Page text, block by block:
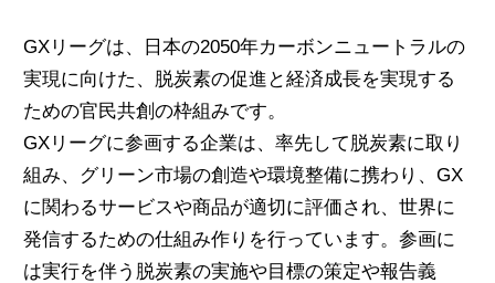
GXリーグは、日本の2050年カーボンニュートラルの
実現に向けた、脱炭素の促進と経済成長を実現する
ための官民共創の枠組みです。
GXリーグに参画する企業は、率先して脱炭素に取り
組み、グリーン市場の創造や環境整備に携わり、GX
に関わるサービスや商品が適切に評価され、世界に
発信するための仕組み作りを行っています。参画に
は実行を伴う脱炭素の実施や目標の策定や報告義